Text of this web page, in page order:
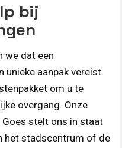
bij
we dat een
unieke aanpak vereist.
om u te
overgang. Onze
Goes stelt ons in staat
het stadscentrum of de